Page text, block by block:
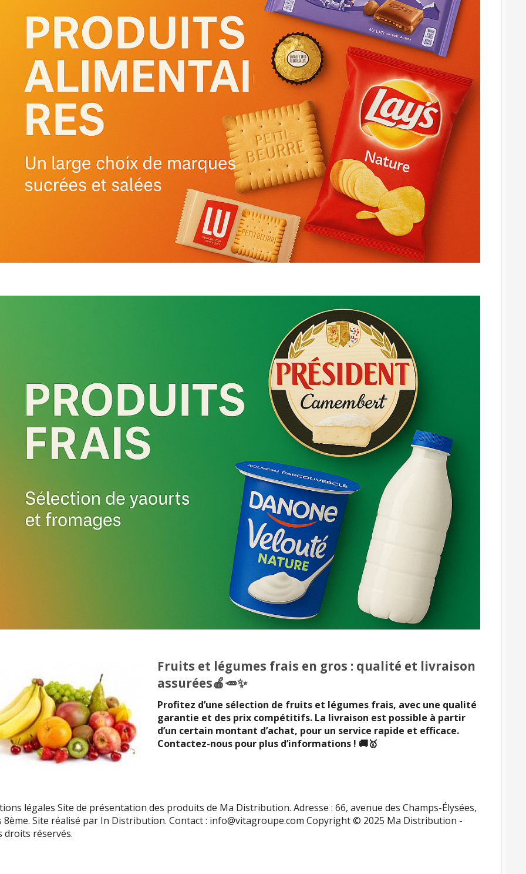
Fruits et légumes frais en gros : qualité et livraison
assurées🍎🥕✨
Profitez d’une sélection de fruits et légumes frais, avec une qualité
garantie et des prix compétitifs. La livraison est possible à partir
d’un certain montant d’achat, pour un service rapide et efficace.
Contactez-nous pour plus d’informations ! 🚚🥇
légales Site de présentation des produits de Ma Distribution. Adresse : 66, avenue des Champs-Élysées,
8ème. Site réalisé par In Distribution. Contact : info@vitagroupe.com Copyright © 2025 Ma Distribution -
droits réservés.